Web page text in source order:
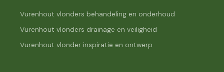
Vurenhout vlonders behandeling en onderhoud
Vurenhout vlonders drainage en veiligheid
Vurenhout vlonder inspiratie en ontwerp